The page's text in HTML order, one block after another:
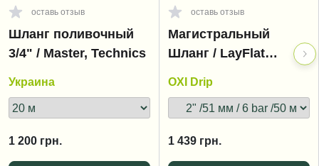
оставь отзыв
Шланг поливочный
3/4" / Master, Technics
Украина
1 200 грн.
оставь отзыв
Магистральный
Шланг / LayFlat
OXI Drip
1 439 грн.